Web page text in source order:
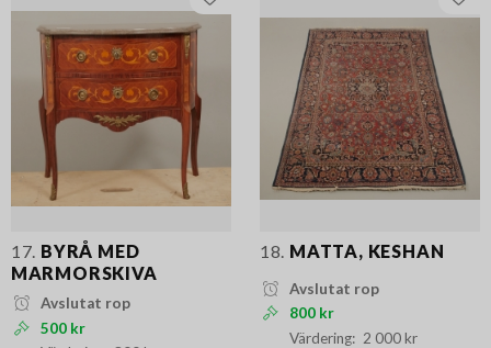
17. BYRÅ MED
MARMORSKIVA
Avslutat rop
500 kr
18. MATTA, KESHAN
Avslutat rop
800 kr
2 000 kr